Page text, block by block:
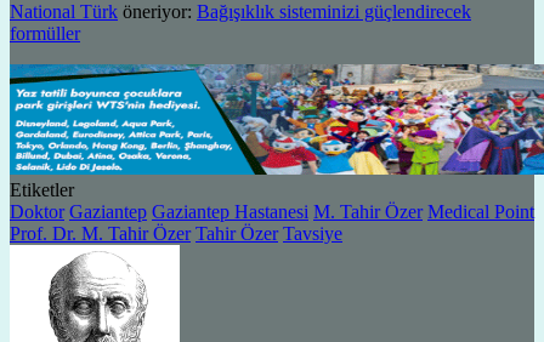
National Türk öneriyor: Bağışıklık sisteminizi güçlendirecek
formüller
Etiketler
Doktor Gaziantep Gaziantep Hastanesi M. Tahir Özer Medical Point
Prof. Dr. M. Tahir Özer Tahir Özer Tavsiye